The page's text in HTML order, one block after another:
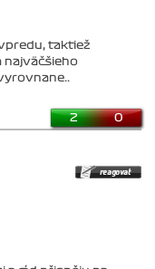
taktiež
najväčšieho
2 0